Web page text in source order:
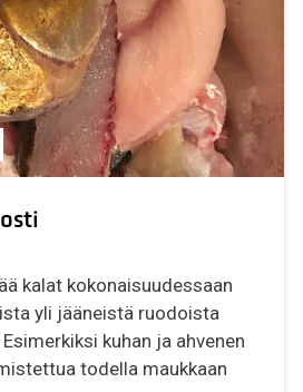
kalat kokonaisuudessaan
yli jääneistä ruodoista
kuhan ja ahvenen
todella maukkaan